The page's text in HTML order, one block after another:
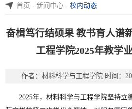
首页-新闻中心-校内动态
奋楫笃行结硕果 教书育人
工程学院2025年教学
作者：材料科学与工程学院 时间：
2025年，材料科学与工程学院坚持立